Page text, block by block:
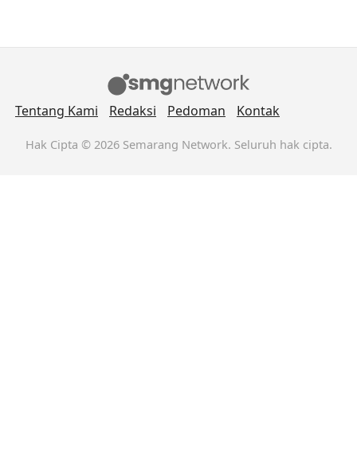
Tentang Kami Redaksi Pedoman Kontak
Hak Cipta © 2026 Semarang Network. Seluruh hak cipta.